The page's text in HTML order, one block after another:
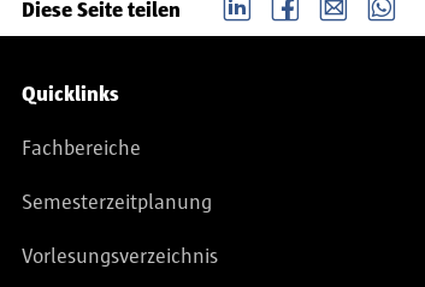
Diese Seite teilen
Service-Navigation
Quicklinks
Fachbereiche
Semesterzeitplanung
Vorlesungsverzeichnis